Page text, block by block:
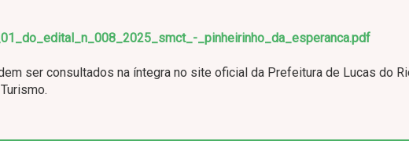
_pinheirinho_da_esperanca.pdf
ser consultados na íntegra no site oficial da Prefeitura de Lucas do